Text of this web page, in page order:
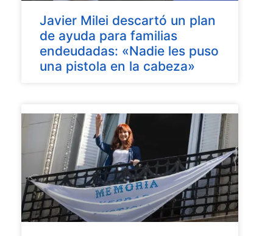
Javier Milei descartó un plan
de ayuda para familias
endeudadas: «Nadie les puso
una pistola en la cabeza»